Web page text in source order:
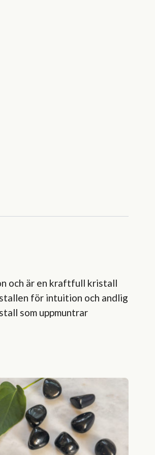
och är en kraftfull kristall
för intuition och andlig
som uppmuntrar